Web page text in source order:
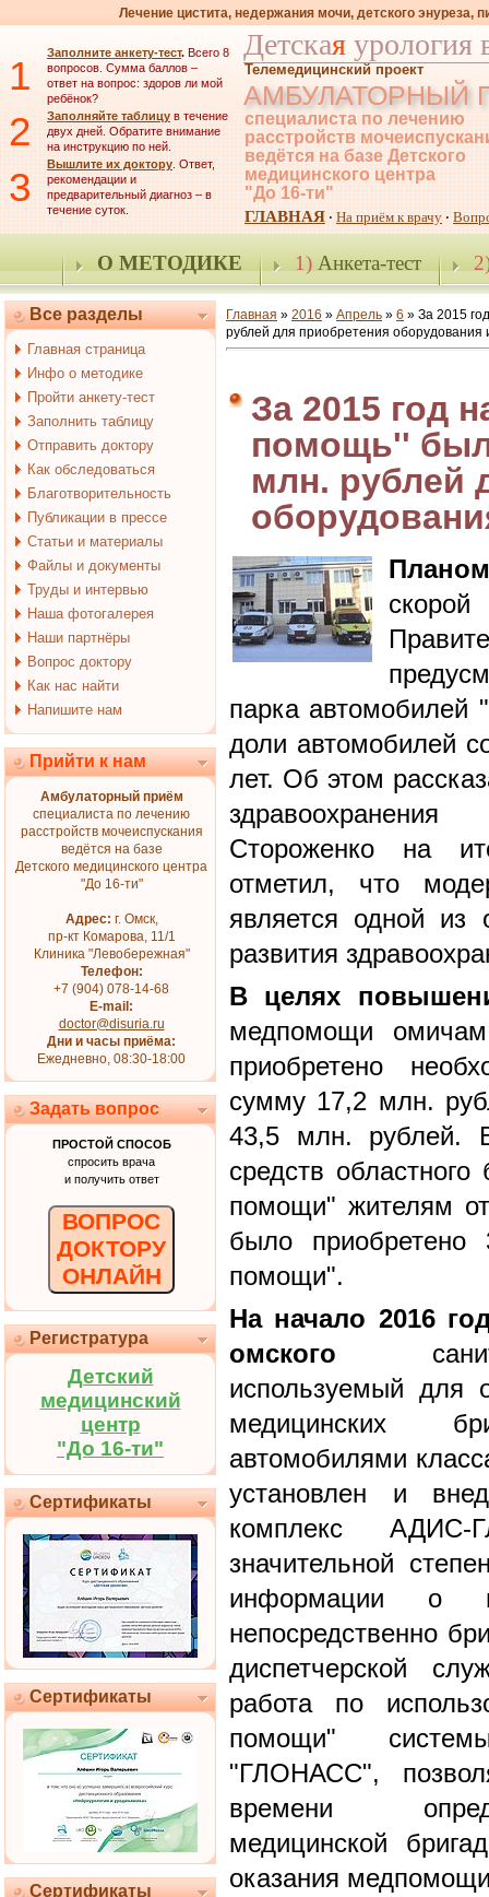
Лечение цистита, недержания мочи, детского энуреза,
1 Заполните анкету-тест. Всего 8
вопросов. Сумма баллов –
ответ на вопрос: здоров ли мой
ребёнок?
2 Заполняйте таблицу в течение
двух дней. Обратите внимание
на инструкцию по ней.
3 Вышлите их доктору. Ответ,
рекомендации и
предварительный диагноз – в
течение суток.
Детская урология
Телемедицинский проект
АМБУЛАТОРНЫЙ
специалиста по лечению
расстройств
ведётся на базе Детского
медицинского центра
"До 16-ти"
ГЛАВНАЯ · На приём к врачу ·
О МЕТОДИКЕ 1)Анкета-тест
Все разделы
Главная страница
Инфо о методике
Пройти анкету-тест
Заполнить таблицу
Отправить доктору
Как обследоваться
Благотворительность
Публикации в прессе
Статьи и материалы
Файлы и документы
Труды и интервью
Наша фотогалерея
Наши партнёры
Вопрос доктору
Как нас найти
Напишите нам
Прийти к нам
Амбулаторный приём
специалиста по лечению
расстройств мочеиспускания
ведётся на базе
Детского медицинского центра
"До 16-ти"
Адрес: г. Омск,
пр-кт Комарова, 11/1
Клиника "Левобережная"
Телефон:
+7 (904) 078-14-68
E-mail:
doctor@disuria.ru
Дни и часы приёма:
Ежедневно, 08:30-18:00
Задать вопрос
ПРОСТОЙ СПОСОБ
спросить врача
и получить ответ
ВОПРОС
ДОКТОРУ
ОНЛАЙН
Регистратура
Детский
медицинский
центр
"До 16-ти"
Сертификаты
Сертификаты
Сертификаты
Главная » 2016 » Апрель » 6 » За 2015
рублей для приобретения оборудования
За 2015 год
помощь''
млн. рублей
парка автомобилей
доли автомобилей
лет. Об этом
Стороженко на
отметил, что
является одной из
развития
В целях
медпомощи
приобретено
сумму 17,2 млн.
43,5 млн. рублей.
средств
помощи" жителям
было приобретено
помощи".
На начало 2016
омского
используемый для
медицинских
автомобилями
установлен и
комплекс
значительной
информации о
непосредственно
диспетчерской
работа по
помощи"
"ГЛОНАСС",
времени
медицинской
оказания